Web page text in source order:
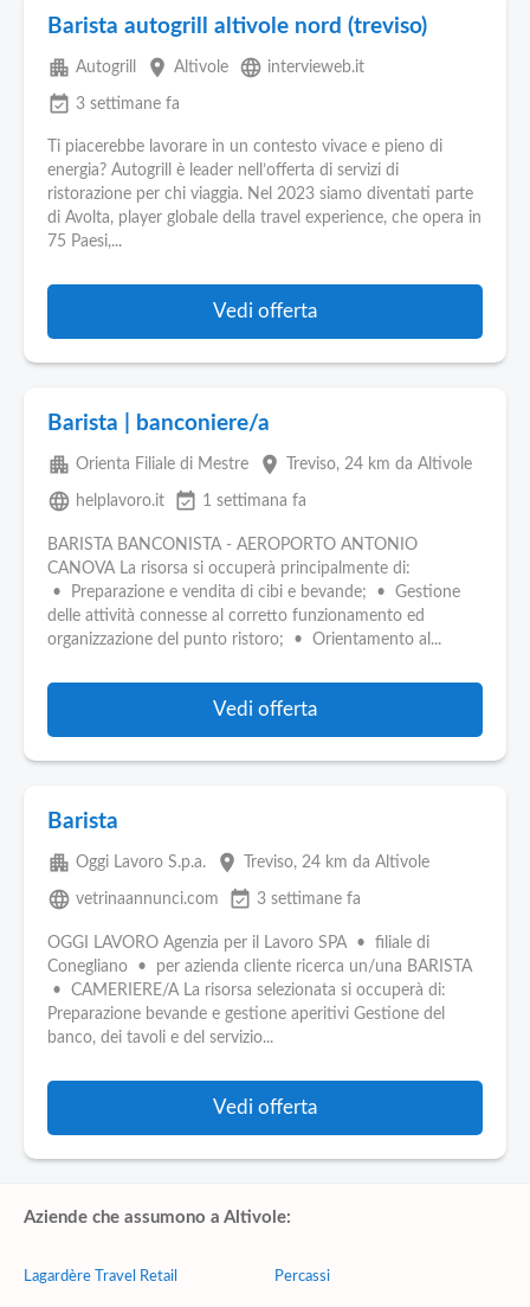
Barista autogrill altivole nord (treviso)
apartment Autogrill place Altivole language intervieweb.it
event_available 3 settimane fa
Ti piacerebbe lavorare in un contesto vivace e pieno di
energia? Autogrill è leader nell’offerta di servizi di
ristorazione per chi viaggia. Nel 2023 siamo diventati parte
di Avolta, player globale della travel experience, che opera in
75 Paesi,...
Vedi offerta
Barista | banconiere/a
apartment Orienta Filiale di Mestre place Treviso, 24 km da Altivole
language helplavoro.it event_available 1 settimana fa
BARISTA BANCONISTA - AEROPORTO ANTONIO
CANOVA La risorsa si occuperà principalmente di:
• Preparazione e vendita di cibi e bevande; • Gestione
delle attività connesse al corretto funzionamento ed
organizzazione del punto ristoro; • Orientamento al...
Vedi offerta
Barista
apartment Oggi Lavoro S.p.a. place Treviso, 24 km da Altivole
language vetrinaannunci.com event_available 3 settimane fa
OGGI LAVORO Agenzia per il Lavoro SPA • filiale di
Conegliano • per azienda cliente ricerca un/una BARISTA
• CAMERIERE/A La risorsa selezionata si occuperà di:
Preparazione bevande e gestione aperitivi Gestione del
banco, dei tavoli e del servizio...
Vedi offerta
Aziende che assumono a Altivole:
Lagardère Travel Retail Percassi